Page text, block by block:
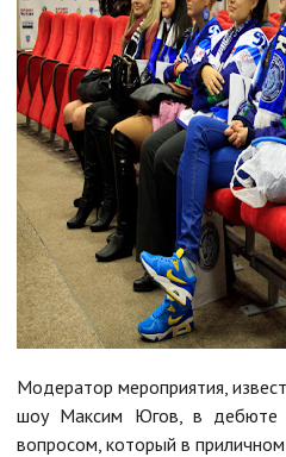
Модератор мероприятия,
шоу Максим Югов, в дебюте
вопросом, который в